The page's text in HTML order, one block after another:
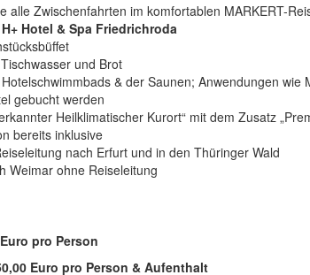
alle Zwischenfahrten im komfortablen MARKERT-
H+ Hotel & Spa Friedrichroda
und Brot
& der Saunen; Anwendungen
gebucht werden
Heilklimatischer Kurort“ mit dem Zusatz
bereits inklusive
nach Erfurt und in den Thüringer Wald
Weimar ohne Reiseleitung
pro Person
Euro pro Person & Aufenthalt​